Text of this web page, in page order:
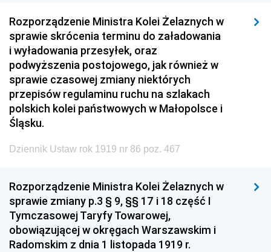
Rozporządzenie Ministra Kolei Żelaznych w
sprawie skrócenia terminu do załadowania
i wyładowania przesyłek, oraz
podwyższenia postojowego, jak również w
sprawie czasowej zmiany niektórych
przepisów regulaminu ruchu na szlakach
polskich kolei państwowych w Małopolsce i
Śląsku.
Dziennik Ustaw rok 1919 nr 86 poz. 467
Rozporządzenie Ministra Kolei Żelaznych w
sprawie zmiany p.3 § 9, §§ 17 i 18 część I
Tymczasowej Taryfy Towarowej,
obowiązującej w okręgach Warszawskim i
Radomskim z dnia 1 listopada 1919 r.